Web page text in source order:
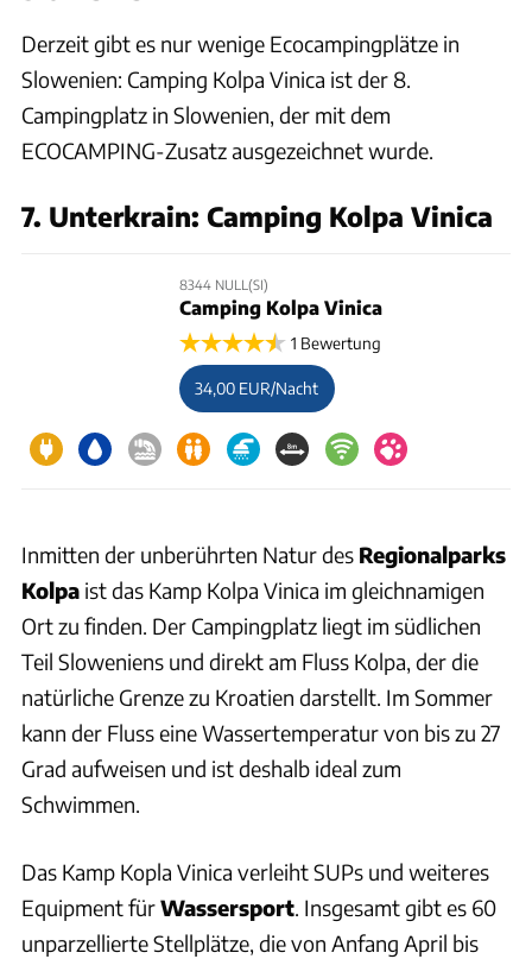
Derzeit gibt es nur wenige Ecocampingplätze in
Slowenien: Camping Kolpa Vinica ist der 8.
Campingplatz in Slowenien, der mit dem
ECOCAMPING-Zusatz ausgezeichnet wurde.
7. Unterkrain: Camping Kolpa Vinica
8344 NULL(SI)
Camping Kolpa Vinica
1 Bewertung
34,00 EUR/Nacht
Inmitten der unberührten Natur des Regionalparks
Kolpa ist das Kamp Kolpa Vinica im gleichnamigen
Ort zu finden. Der Campingplatz liegt im südlichen
Teil Sloweniens und direkt am Fluss Kolpa, der die
natürliche Grenze zu Kroatien darstellt. Im Sommer
kann der Fluss eine Wassertemperatur von bis zu 27
Grad aufweisen und ist deshalb ideal zum
Schwimmen.
Das Kamp Kopla Vinica verleiht SUPs und weiteres
Equipment fürWassersport. Insgesamt gibt es 60
unparzellierte Stellplätze, die von Anfang April bis